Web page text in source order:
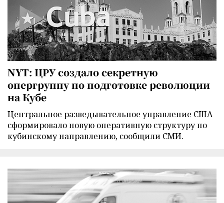
NYT: ЦРУ создало секретную
опергруппу по подготовке революции
на Кубе
Центральное разведывательное управление США
сформировало новую оперативную структуру по
кубинскому направлению, сообщили СМИ.